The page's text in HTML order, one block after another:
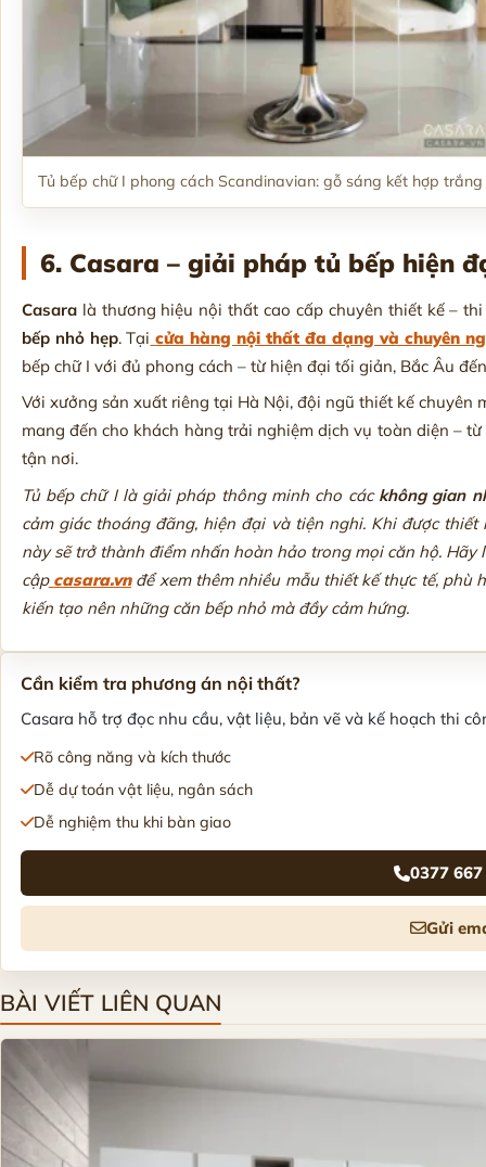
Tủ bếp chữ I phong cách Scandinavian: gỗ sáng kết hợp
6. Casara – giải pháp tủ bếp hiện
Casaralà thương hiệu nội thất cao cấp chuyên thiết kế –
bếp nhỏ hẹp. Tại cửa hàng nội thất đa dạng và chuyên
bếp chữ I với đủ phong cách – từ hiện đại tối giản, Bắc Âu
Với xưởng sản xuất riêng tại Hà Nội, đội ngũ thiết kế chuyên
mang đến cho khách hàng trải nghiệm dịch vụ toàn diện –
tận nơi.
Tủ bếp chữ I là giải pháp thông minh cho các không gian
cảm giác thoáng đãng, hiện đại và tiện nghi. Khi được
này sẽ trở thành điểm nhấn hoàn hảo trong mọi căn hộ. Hãy
cập casara.vnđể xem thêm nhiều mẫu thiết kế thực tế, phù
kiến tạo nên những căn bếp nhỏ mà đầy cảm hứng.
Cần kiểm tra phương án nội thất?
Casara hỗ trợ đọc nhu cầu, vật liệu, bản vẽ và kế hoạch thi
Rõ công năng và kích thước
Dễ dự toán vật liệu, ngân sách
Dễ nghiệm thu khi bàn giao
0377
Gửi
BÀI VIẾT LIÊN QUAN